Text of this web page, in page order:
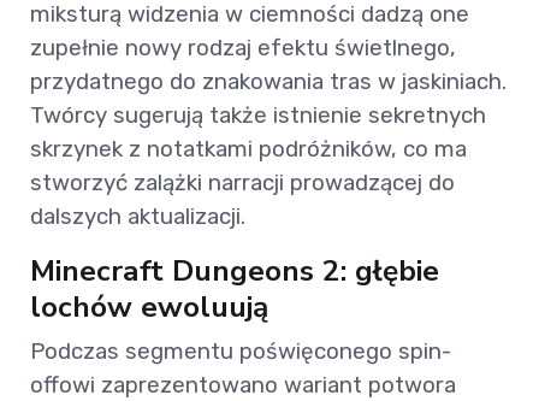
miksturą widzenia w ciemności dadzą one
zupełnie nowy rodzaj efektu świetlnego,
przydatnego do znakowania tras w jaskiniach.
Twórcy sugerują także istnienie sekretnych
skrzynek z notatkami podróżników, co ma
stworzyć zalążki narracji prowadzącej do
dalszych aktualizacji.
Minecraft Dungeons 2: głębie
lochów ewoluują
Podczas segmentu poświęconego spin-
offowi zaprezentowano wariant potwora